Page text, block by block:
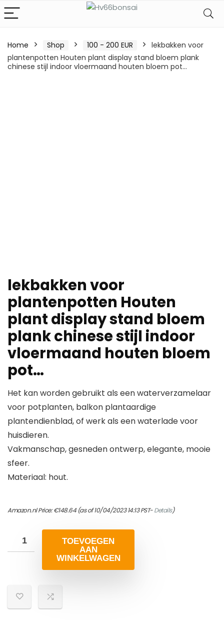
Home Shop 100 - 200 EUR
lekbakken voor
plantenpotten Houten plant display stand bloem plank
chinese stijl indoor vloermaand houten bloem pot…
lekbakken voor
plantenpotten Houten
plant display stand bloem
plank chinese stijl indoor
vloermaand houten bloem
pot…
Het kan worden gebruikt als een waterverzamelaar
voor potplanten, balkon plantaardige
plantendienblad, of werk als een waterlade voor
huisdieren.
Vakmanschap, gesneden ontwerp, elegante, mooie
sfeer.
Materiaal: hout.
Amazon.nl Price:€148.64(as of 10/04/2023 14:13 PST-Details)
TOEVOEGEN
AAN
WINKELWAGEN